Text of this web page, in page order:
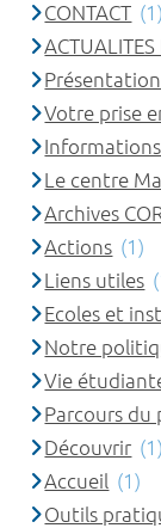
CONTACT (1)
Présentation
Votre prise
Le centre
Archives
Actions (1)
Liens utiles
Ecoles et
Notre
Vie
Parcours du
Découvrir (1)
Accueil (1)
Outils